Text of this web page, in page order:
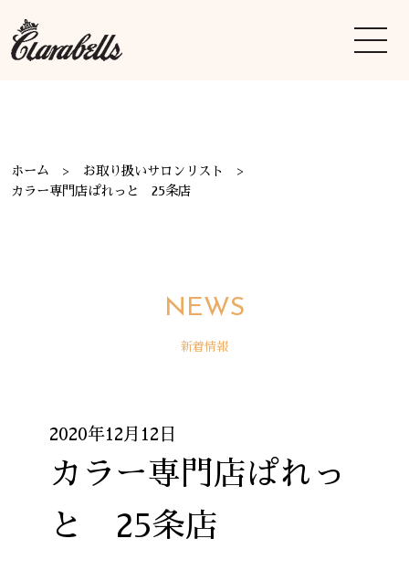
ホーム
お取り扱いサロンリスト
カラー専門店ぱれっと 25条店
NEWS
新着情報
2020年12月12日
カラー専門店ぱれっ
と 25条店